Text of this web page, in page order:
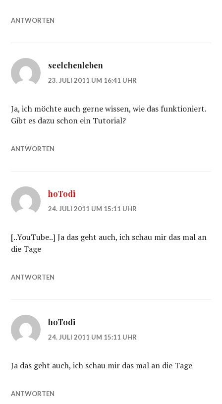
ANTWORTEN
seelchenleben
23. JULI 2011 UM 16:41 UHR
Ja, ich möchte auch gerne wissen, wie das funktioniert.
Gibt es dazu schon ein Tutorial?
ANTWORTEN
hoTodi
24. JULI 2011 UM 15:11 UHR
[..YouTube..] Ja das geht auch, ich schau mir das mal an
die Tage
ANTWORTEN
hoTodi
24. JULI 2011 UM 15:11 UHR
Ja das geht auch, ich schau mir das mal an die Tage
ANTWORTEN